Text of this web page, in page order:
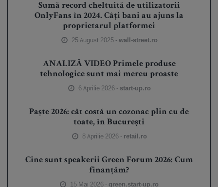
Sumă record cheltuită de utilizatorii
OnlyFans în 2024. Câți bani au ajuns la
proprietarul platformei
25 August 2025 -wall-street.ro
ANALIZĂ VIDEO Primele produse
tehnologice sunt mai mereu proaste
6 Aprilie 2026 - start-up.ro
Paște 2026: cât costă un cozonac plin cu de
toate, în București
8 Aprilie 2026 - retail.ro
Cine sunt speakerii Green Forum 2026: Cum
finanțăm?
15 Mai 2026 - green.start-up.ro